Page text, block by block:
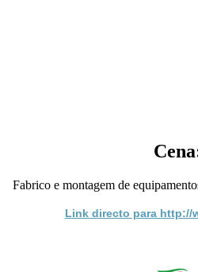
Fabrico e montagem de
Link directo para http://